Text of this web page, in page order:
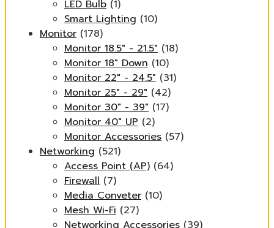
LED Bulb (1)
Smart Lighting (10)
Monitor (178)
Monitor 18.5" - 21.5" (18)
Monitor 18" Down (10)
Monitor 22" - 24.5" (31)
Monitor 25" - 29" (42)
Monitor 30" - 39" (17)
Monitor 40" UP (2)
Monitor Accessories (57)
Networking (521)
Access Point (AP) (64)
Firewall (7)
Media Conveter (10)
Mesh Wi-Fi (27)
Networking Accessories (39)